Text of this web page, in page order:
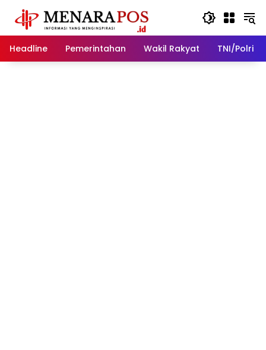
konten
Headline
Pemerintahan Wakil Rakyat TNI/Polri